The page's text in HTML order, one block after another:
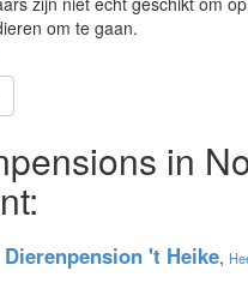
om te gaan.
in
Dierenpension 't Heike,